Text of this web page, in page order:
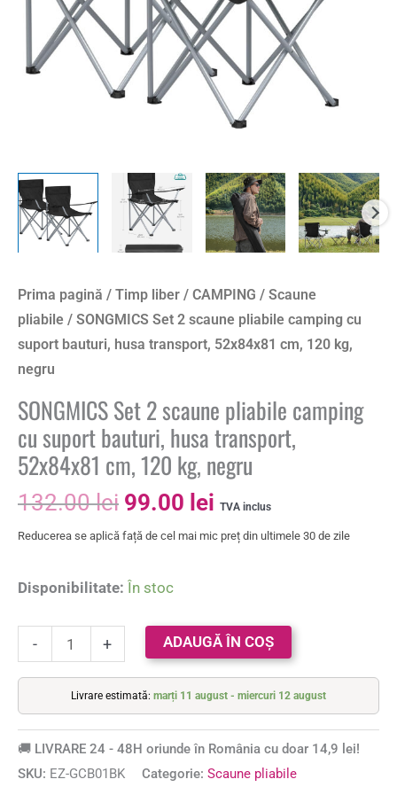
Prima pagină / Timp liber / CAMPING / Scaune
pliabile / SONGMICS Set 2 scaune pliabile camping cu
suport bauturi, husa transport, 52x84x81 cm, 120 kg,
negru
SONGMICS Set 2 scaune pliabile camping
cu suport bauturi, husa transport,
52x84x81 cm, 120 kg, negru
132.00lei 99.00 lei TVA inclus
Reducerea se aplică față de cel mai mic preț din ultimele 30 de zile
Disponibilitate: În stoc
-
suport
bauturi,
husa
transport,
kg,
negru
+ ADAUGĂ ÎN COȘ
Livrare estimată: marți 11 august - miercuri 12 august
🚚 LIVRARE 24 - 48H oriunde în România cu doar 14,9 lei!
SKU: EZ-GCB01BK Categorie: Scaune pliabile